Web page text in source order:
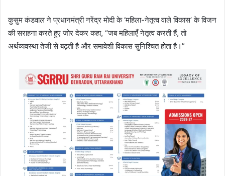
कुसुम कंडवाल ने प्रधानमंत्री नरेंद्र मोदी के ‘महिला-नेतृत्व वाले विकास’ के विजन
की सराहना करते हुए जोर देकर कहा, “जब महिलाएँ नेतृत्व करती हैं, तो
अर्थव्यवस्था तेजी से बढ़ती है और समावेशी विकास सुनिश्चित होता है।”